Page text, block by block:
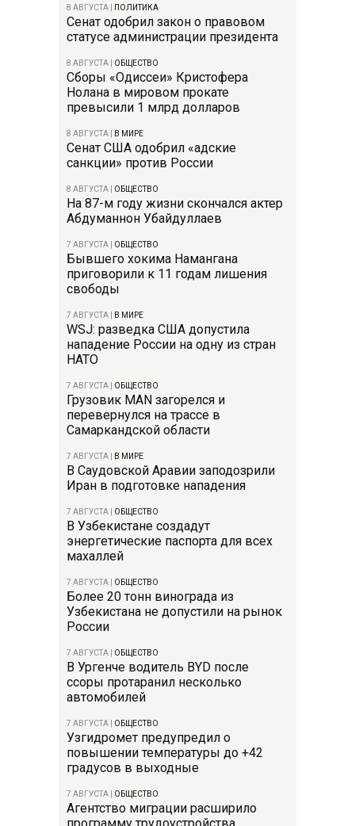
8 АВГУСТА ПОЛИТИКА
Сенат одобрил закон о правовом
статусе администрации президента
8 АВГУСТА ОБЩЕСТВО
Сборы «Одиссеи» Кристофера
Нолана в мировом прокате
превысили 1 млрд долларов
8 АВГУСТА В МИРЕ
Сенат США одобрил «адские
санкции» против России
8 АВГУСТА ОБЩЕСТВО
На 87-м году жизни скончался актер
Абдуманнон Убайдуллаев
7 АВГУСТА ОБЩЕСТВО
Бывшего хокима Намангана
приговорили к 11 годам лишения
свободы
7 АВГУСТА В МИРЕ
WSJ: разведка США допустила
нападение России на одну из стран
НАТО
7 АВГУСТА ОБЩЕСТВО
Грузовик MAN загорелся и
перевернулся на трассе в
Самаркандской области
7 АВГУСТА В МИРЕ
В Саудовской Аравии заподозрили
Иран в подготовке нападения
7 АВГУСТА ОБЩЕСТВО
В Узбекистане создадут
энергетические паспорта для всех
махаллей
7 АВГУСТА ОБЩЕСТВО
Более 20 тонн винограда из
Узбекистана не допустили на рынок
России
7 АВГУСТА ОБЩЕСТВО
В Ургенче водитель BYD после
ссоры протаранил несколько
автомобилей
7 АВГУСТА ОБЩЕСТВО
Узгидромет предупредил о
повышении температуры до +42
градусов в выходные
7 АВГУСТА ОБЩЕСТВО
Агентство миграции расширило